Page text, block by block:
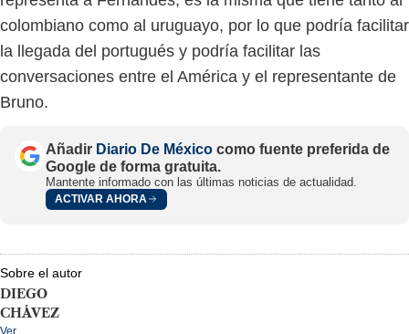
colombiano como al uruguayo, por lo que podría facilitar
la llegada del portugués y podría facilitar las
conversaciones entre el América y el representante de
Bruno.
Añadir Diario De México como fuente preferida de
Google de forma gratuita.
Mantente informado con las últimas noticias de actualidad.
ACTIVAR AHORA
Sobre el autor
DIEGO
CHÁVEZ
Ver